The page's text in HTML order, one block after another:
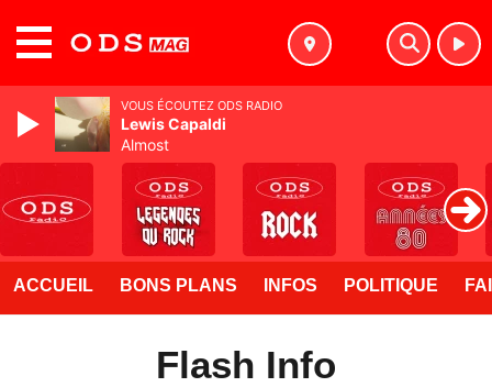
ACCUEIL BONS PLANS INFOS POLITIQUE
Flash Info
VOUS ÉCOUTEZ ODS RADIO
Lewis Capaldi
Almost